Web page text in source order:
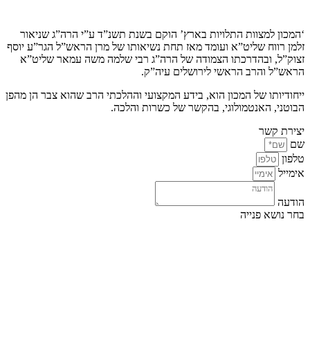
‘המכון למצוות התלויות בארץ’ הוקם בשנת תשנ”ד ע”י הרה”ג שניאור
זלמן רווח שליט”א ועומד מאז תחת נשיאותו של מרן הראש”ל הגר”ע יוסף
זצוק”ל, ובהדרכתו הצמודה של הרה”ג רבי שלמה משה עמאר שליט”א
הראש”ל והרב הראשי לירושלים עיה”ק.
ייחודיותו של המכון הוא, בידע המקצועי וההלכתי הרב שהוא צבר הן מהפן
הבוטני, האנטמולוגי, בהקשר של כשרות והלכה.
יצירת קשר
שם
טלפון
אימייל
הודעה
בחר נושא פנייה